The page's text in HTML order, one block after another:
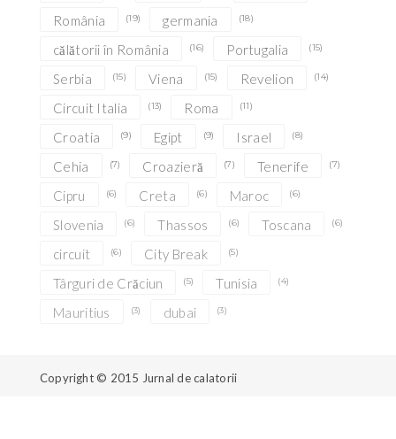
România (19) germania (18)
călătorii în România (16) Portugalia (15)
Serbia (15) Viena (15) Revelion (14)
Circuit Italia (13) Roma (11)
Croatia (9) Egipt (9) Israel (8)
Cehia (7) Croazieră (7) Tenerife (7)
Cipru (6) Creta (6) Maroc (6)
Slovenia (6) Thassos (6) Toscana (6)
circuit (6) City Break (5)
Târguri de Crăciun (5) Tunisia (4)
Mauritius (3) dubai (3)
Copyright © 2015 Jurnal de calatorii